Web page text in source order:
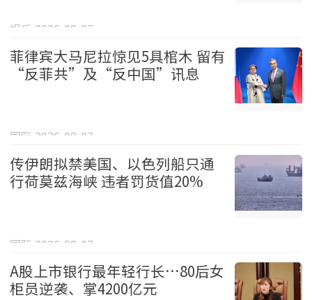
娱乐 2026-08-07
菲律宾大马尼拉惊见5具棺木 留有
“反菲共”及“反中国”讯息
国际 2026-08-07
传伊朗拟禁美国、以色列船只通
行荷莫兹海峡 违者罚货值20%
国际 2026-08-07
A股上市银行最年轻行长…80后女
柜员逆袭、掌4200亿元